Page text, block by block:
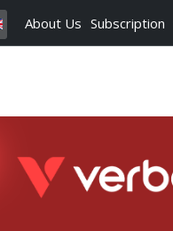
About Us Subscription